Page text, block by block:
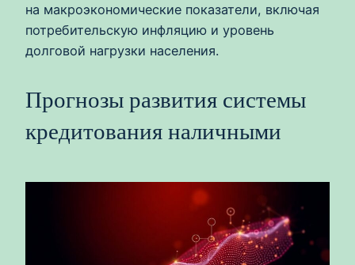
на макроэкономические показатели, включая
потребительскую инфляцию и уровень
долговой нагрузки населения.
Прогнозы развития системы
кредитования наличными